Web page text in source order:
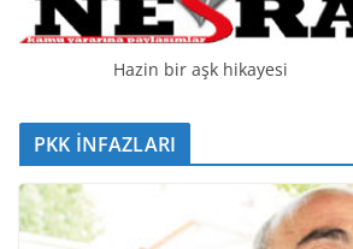
Hazin bir aşk hikayesi
PKK İNFAZLARI